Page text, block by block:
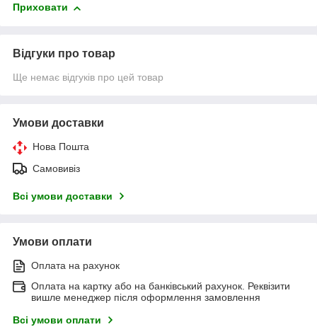
Приховати
Відгуки про товар
Ще немає відгуків про цей товар
Умови доставки
Нова Пошта
Самовивіз
Всі умови доставки
Умови оплати
Оплата на рахунок
Оплата на картку або на банківський рахунок. Реквізити
вишле менеджер після оформлення замовлення
Всі умови оплати